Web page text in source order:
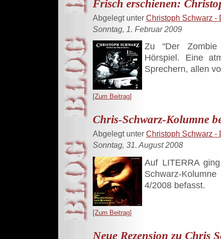
Frisch erschienen:
Abgelegt unter Christoph Schwarz -
Sonntag, 1. Februar 2009
Zu "Der
Hörspiel. Eine
Sprechern, allen
[Zum Beitrag]
Chris-Schwarz-Kolumne
Abgelegt unter Christoph Schwarz -
Sonntag, 31. August 2008
Auf LITERRA
Schwarz-
4/2008 befasst.
[Zum Beitrag]
Neue Rezension zu Chris